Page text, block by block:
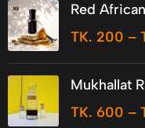
Red
TK. 200 –
Mukhallat
TK. 600 –